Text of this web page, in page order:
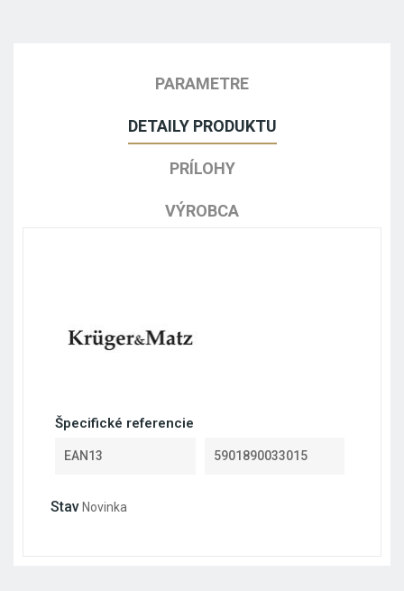
PARAMETRE
DETAILY PRODUKTU
PRÍLOHY
VÝROBCA
Špecifické referencie
EAN13 5901890033015
Stav Novinka